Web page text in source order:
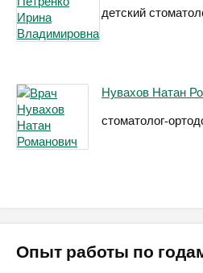
детский
Нувахов Натан
стоматолог-
Опыт работы по